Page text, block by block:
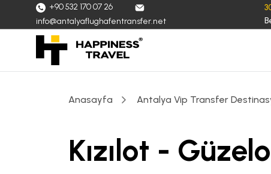
+90 532 170 07 26
info@antalyaflughafentransfer.net
Anasayfa Antalya Vip Transfer
Kızılot -